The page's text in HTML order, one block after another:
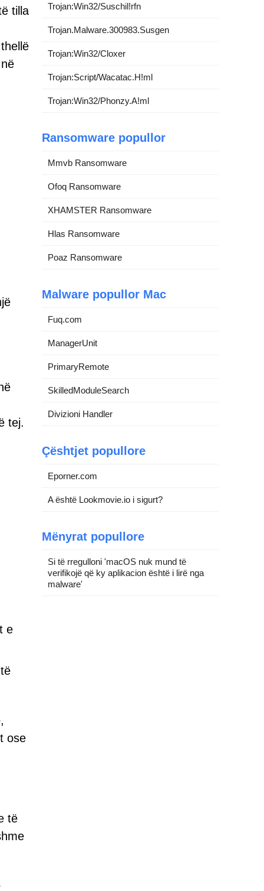
tilla
tej.
e
ose
të
Trojan:Win32/Suschil!rfn
Trojan.Malware.300983.Susgen
Trojan:Win32/Cloxer
Trojan:Script/Wacatac.H!ml
Trojan:Win32/Phonzy.A!ml
Ransomware popullor
Mmvb Ransomware
Ofoq Ransomware
XHAMSTER Ransomware
Hlas Ransomware
Poaz Ransomware
Malware popullor Mac
Fuq.com
ManagerUnit
PrimaryRemote
SkilledModuleSearch
Divizioni Handler
Çështjet popullore
Eporner.com
A është Lookmovie.io i sigurt?
Mënyrat popullore
Si të rregulloni 'macOS nuk mund të
verifikojë që ky aplikacion është i lirë nga
malware'